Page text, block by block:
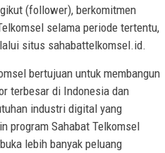
(follower), berkomitmen
selama periode tertentu,
situs sahabattelkomsel.id.
bertujuan untuk membangun
terbesar di Indonesia dan
industri digital yang
program Sahabat Telkomsel
lebih banyak peluang